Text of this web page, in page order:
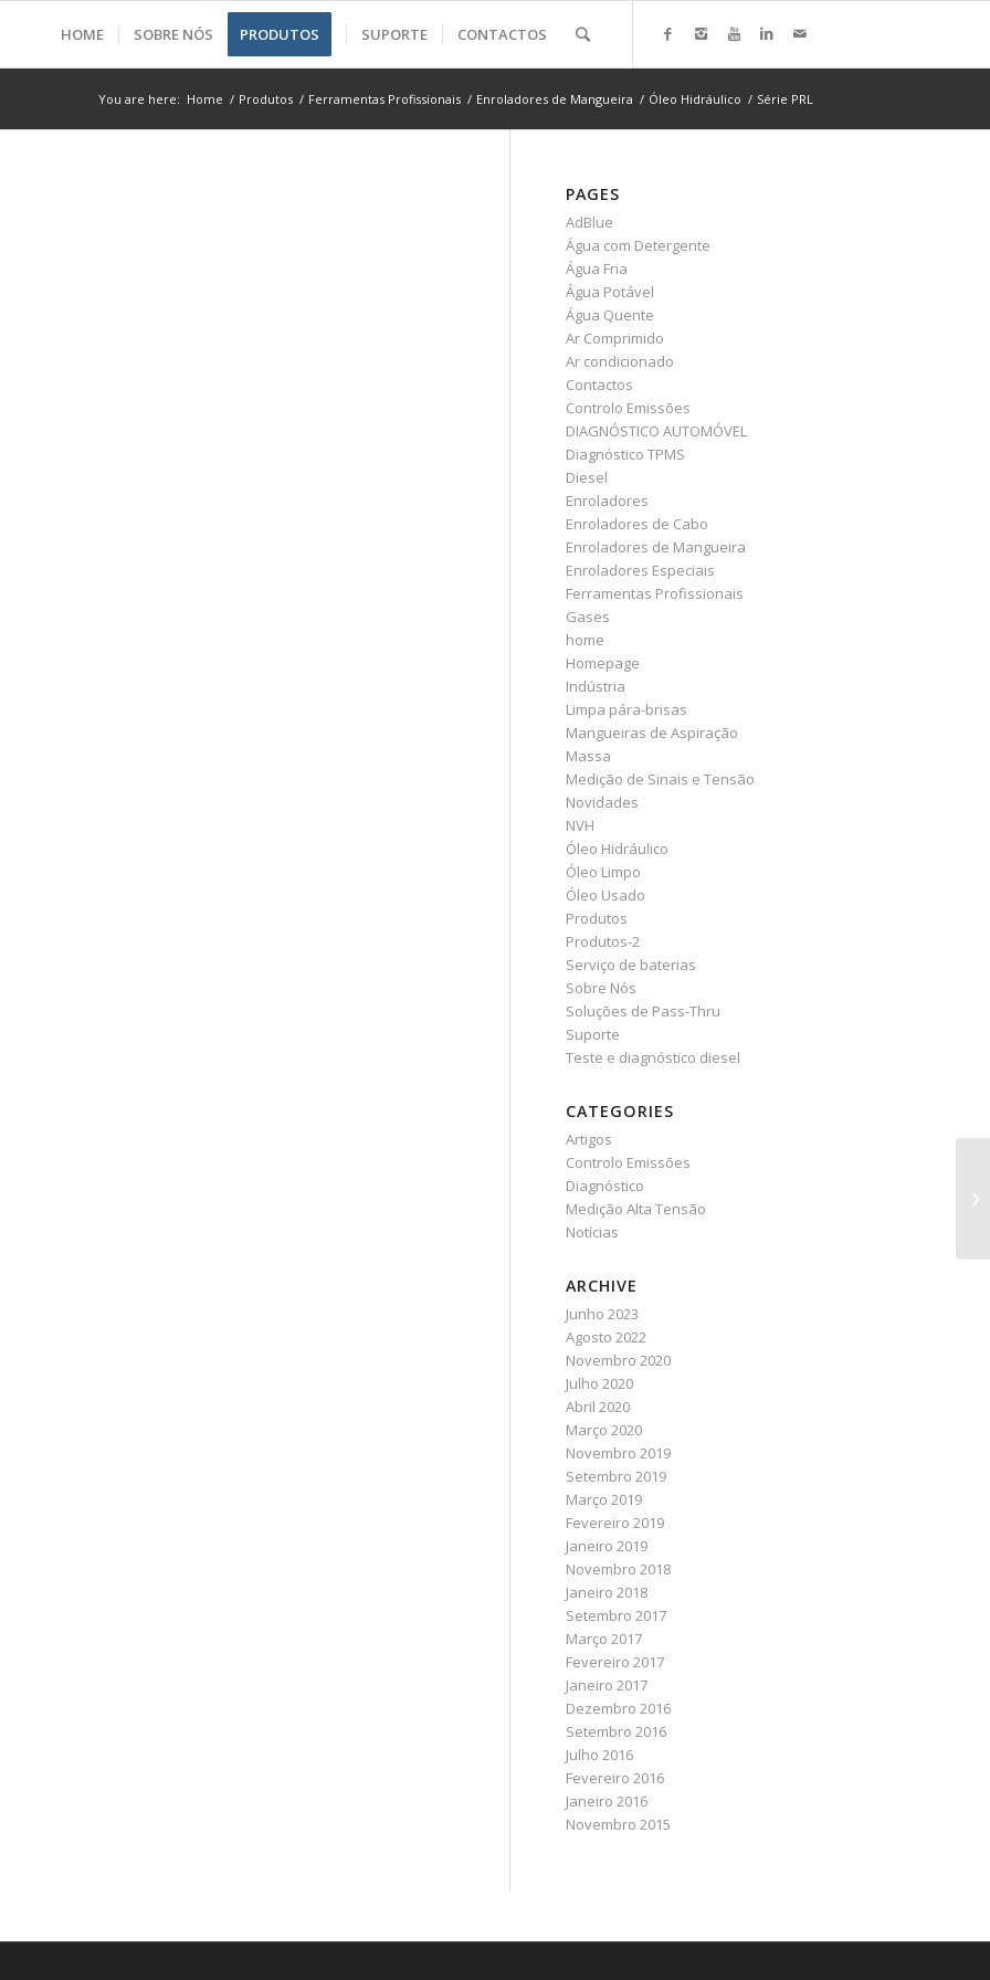
HOME SOBRE NÓS PRODUTOS SUPORTE CONTACTOS
You are here: Home / Produtos / Ferramentas Profissionais / Enroladores de Mangueira / Óleo Hidráulico / Série PRL
PAGES
AdBlue
Água com Detergente
Água Fria
Água Potável
Água Quente
Ar Comprimido
Ar condicionado
Contactos
Controlo Emissões
DIAGNÓSTICO AUTOMÓVEL
Diagnóstico TPMS
Diesel
Enroladores
Enroladores de Cabo
Enroladores de Mangueira
Enroladores Especiais
Ferramentas Profissionais
Gases
home
Homepage
Indústria
Limpa pára-brisas
Mangueiras de Aspiração
Massa
Medição de Sinais e Tensão
Novidades
NVH
Óleo Hidráulico
Óleo Limpo
Óleo Usado
Produtos
Produtos-2
Serviço de baterias
Sobre Nós
Soluções de Pass-Thru
Suporte
Teste e diagnóstico diesel
CATEGORIES
Artigos
Controlo Emissões
Diagnóstico
Medição Alta Tensão
Notícias
ARCHIVE
Junho 2023
Agosto 2022
Novembro 2020
Julho 2020
Abril 2020
Março 2020
Novembro 2019
Setembro 2019
Março 2019
Fevereiro 2019
Janeiro 2019
Novembro 2018
Janeiro 2018
Setembro 2017
Março 2017
Fevereiro 2017
Janeiro 2017
Dezembro 2016
Setembro 2016
Julho 2016
Fevereiro 2016
Janeiro 2016
Novembro 2015